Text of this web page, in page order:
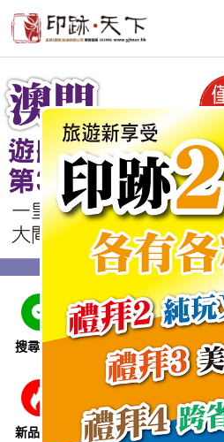
搜尋線路 跨省巴士 即時特惠
新品推介 季節限定 溫泉養生